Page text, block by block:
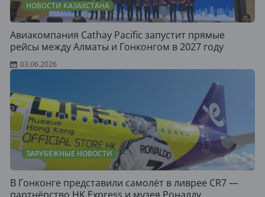
НОВОСТИ КАЗАХСТАНА
Авиакомпания Cathay Pacific запустит прямые
рейсы между Алматы и Гонконгом в 2027 году
03.06.2026
ЗАРУБЕЖНЫЕ НОВОСТИ
В Гонконге представили самолёт в ливрее CR7 —